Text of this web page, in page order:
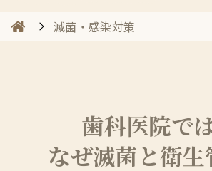
滅菌・感染対策
歯科医院では
なぜ滅菌と衛生